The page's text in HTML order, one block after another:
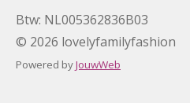
Btw: NL005362836B03
© 2026 lovelyfamilyfashion
Powered byJouwWeb